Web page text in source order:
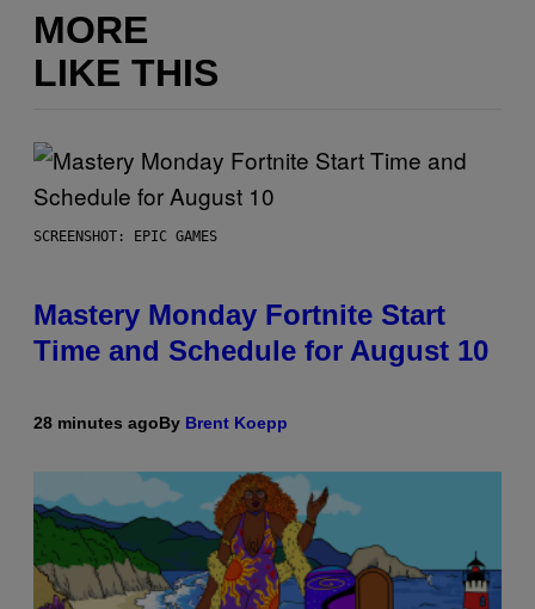
MORE
LIKE THIS
SCREENSHOT: EPIC GAMES
Mastery Monday Fortnite Start
Time and Schedule for August 10
28 minutes agoBy Brent Koepp